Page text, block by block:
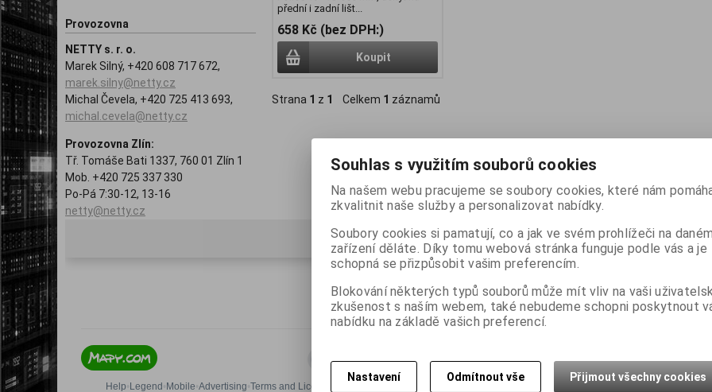
Provozovna
NETTY s. r. o.
Marek Silný, +420 608 717 672,
marek.silny@netty.cz
Michal Čevela, +420 725 413 693,
michal.cevela@netty.cz
Provozovna Zlín:
Tř. Tomáše Bati 1337, 760 01 Zlín 1
Mob. +420 725 337 330
Po-Pá 7:30-12, 13-16
netty@netty.cz
přední i zadní lišt...
658 Kč (bez DPH:)
Koupit
Strana 1 z 1 Celkem 1 záznamů
Souhlas s využitím souborů cookies
Na našem webu pracujeme se soubory cookies, které nám
zkvalitnit naše služby a personalizovat nabídky.
Soubory cookies si pamatují, co a jak ve svém prohlížeči na
zařízení děláte. Díky tomu webová stránka funguje podle vás a je
schopná se přizpůsobit vašim preferencím.
Blokování některých typů souborů může mít vliv na vaši
zkušenost s naším webem, také nebudeme schopni poskytnout
nabídku na základě vašich preferencí.
Nastavení Odmítnout vše Přijmout všechny cookies